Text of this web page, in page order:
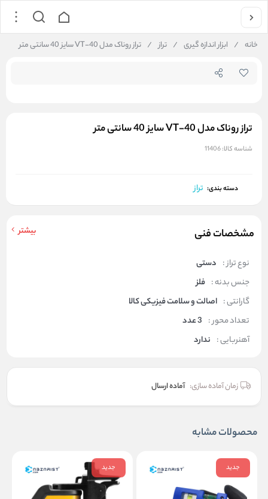
خانه / ابزار اندازه گیری / تراز / تراز روناک مدل VT-40 سایز 40 سانتی متر
تراز روناک مدل VT-40 سایز 40 سانتی متر
شناسه کالا:11406
دسته بندی: تراز
مشخصات فنی بیشتر
نوع تراز : دستی
جنس بدنه : فلز
گارانتی : اصالت و سلامت فیزیکی کالا
تعداد محور : 3 عدد
آهنربایی : ندارد
زمان آماده سازی: آماده ارسال
محصولات مشابه
جدید جدید